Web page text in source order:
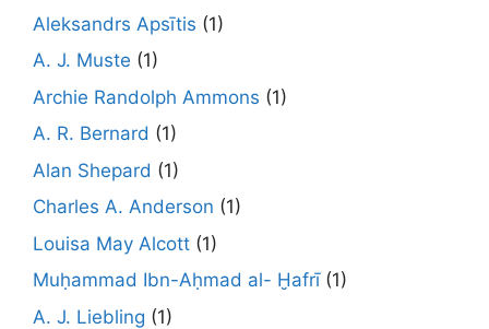
Aleksandrs Apsītis (1)
A. J. Muste (1)
Archie Randolph Ammons (1)
A. R. Bernard (1)
Alan Shepard (1)
Charles A. Anderson (1)
Louisa May Alcott (1)
Muḥammad Ibn-Aḥmad al- Ḫafrī(1)
A. J. Liebling (1)